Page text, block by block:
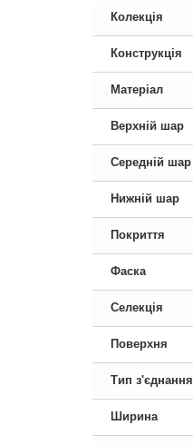
Колекція
Конструкція
Матеріал
Верхній шар
Середній шар
Нижній шар
Покриття
Фаска
Селекція
Поверхня
Тип з'єднання
Ширина